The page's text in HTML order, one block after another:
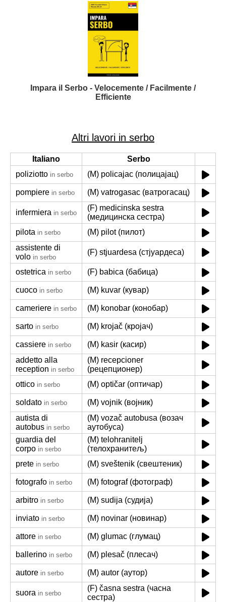
Impara il Serbo - Velocemente / Facilmente /
Efficiente
Altri lavori in serbo
Italiano
Serbo
poliziotto in serbo (M) policajac (полицајац)
pompiere in serbo (M) vatrogasac (ватрогасац)
infermiera in serbo
(F) medicinska sestra
(медицинска сестра)
pilota in serbo
(M) pilot (пилот)
assistente di
volo in serbo
(F) stjuardesa (стјуардеса)
ostetrica in serbo (F) babica (бабица)
cuoco in serbo (M) kuvar (кувар)
cameriere in serbo (M) konobar (конобар)
sarto in serbo (M) krojač (кројач)
cassiere in serbo
(M) kasir (касир)
addetto alla
reception in serbo
(M) recepcioner
(рецепционер)
ottico in serbo (M) optičar (оптичар)
soldato in serbo
(M) vojnik (војник)
autista di
autobus in serbo
(M) vozač autobusa (возач
аутобуса)
guardia del
corpo in serbo
(M) telohranitelj
(телохранитељ)
prete in serbo (M) sveštenik (свештеник)
fotografo in serbo (M) fotograf (фотограф)
arbitro in serbo (M) sudija (судија)
inviato in serbo (M) novinar (новинар)
attore in serbo (M) glumac (глумац)
ballerino in serbo (M) plesač (плесач)
autore in serbo (M) autor (аутор)
suora in serbo
(F) časna sestra (часна
сестра)